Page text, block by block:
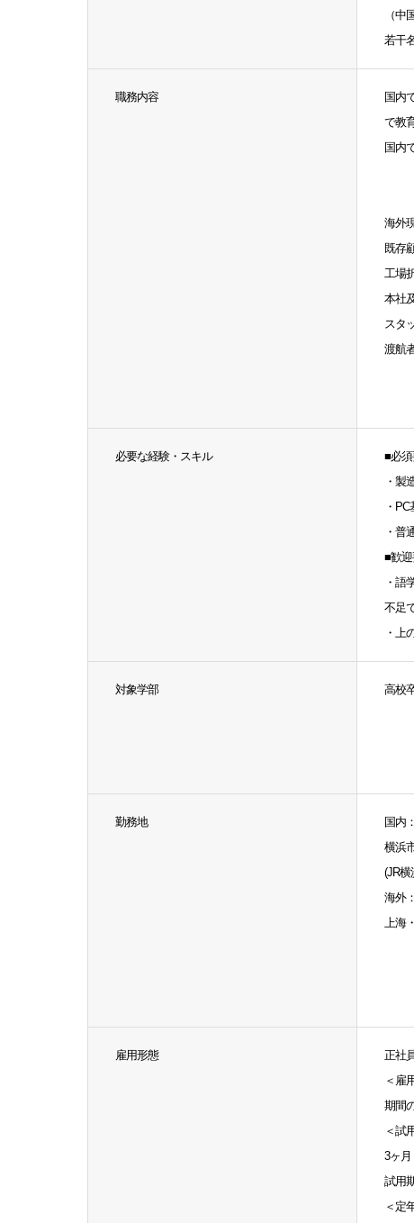
（
若干
職務内容
国内
で教
国内
海外
既存
工場
本社
スタ
渡航
必要な経験・スキル
■必
・製
・
・普
■歓
・語
不足
・上
対象学部 高校
勤務地
国内
横浜
(JR
海外
上海
雇用形態
正社
＜雇
期間
＜試
3ヶ月
試用
＜定